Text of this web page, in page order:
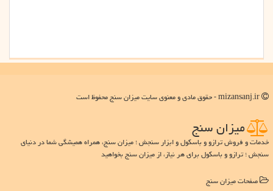
میزان سنج
خدمات و فروش ترازو و باسکول و ابزار سنجش ؛ میزان سنج، همراه همیشگی شما در دنیای
سنجش ؛ ترازو و باسکول برای هر نیاز، از میزان سنج بخواهید
صفحات میزان سنج